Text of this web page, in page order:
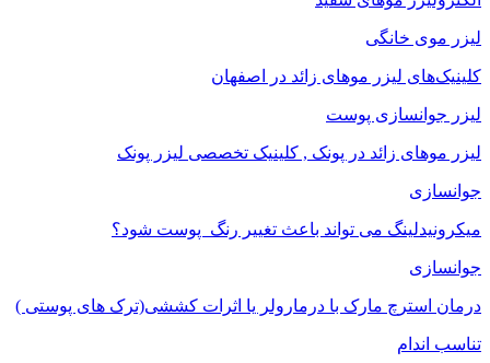
لیزر موی خانگی
کلینیک‌های لیزر موهای زائد در اصفهان
لیزر جوانسازی پوست
لیزر موهای زائد در پونک , کلینیک تخصصی لیزر پونک
جوانسازی
میکرونیدلینگ می تواند باعث تغییر رنگ ‍ پوست شود؟
جوانسازی
درمان استرچ مارک با درمارولر یا اثرات کششی(ترک های پوستی )
تناسب اندام